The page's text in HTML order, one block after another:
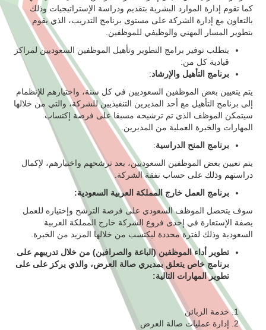
كما تقوم إدارة الموارد البشرية بتقديم ودراسة الإستراتيجيات وذلك
بالتعاون مع إدارة الشركة على مستوى برنامج التدريب، الذي يقوم
بتطوير المسار المهني والوظيفي للموظفين.
يتطلب توفير برامج التطوير وتأهيل الموظفين السعوديين لمراكز
قيادية كل من:
برنامج التأهيل والإرشاد:
يتم يتعيين بعض الموظفين السعوديين في كل سنة، واختيارهم للإنظمام
إلى برنامج التأهيل مع أحد المديرين التنفيذيين للشركة، والتي من خلالها
سيتمكن الموظف الذي تم ترشيحه مسبقا على فرصة إكتساب
المهارات والخبرة العملية من المديرين.
برنامج المنح الدراسية:
يتم تعيين بعض الموظفين السعوديين، بعد ترشحهم واختيارهم، لإكمال
دراستهم وذلك على حساب نفقة الشركة.
برنامج العمل خارج المملكة العربية السعودية:
سوف يتحصل الموظف السعودي على فرصة الترشح وإختياره للعمل
يصفة الإستعارة في إحدى فروع الشركة خارج المملكة العربية
السعودية وذلك لفترة محددة ليكتسب من خلالها المزيد من الخبرة.
تطوير أداء الموظفين (الباعة والصرافين) من خلال تدريبهم على
برنامج خاص يتعلق بمديري صالة العرض، والذي يركز على على
تطوير المهارات التالية:
خدمة الزبائن
إدارة عمليات صالة العرض